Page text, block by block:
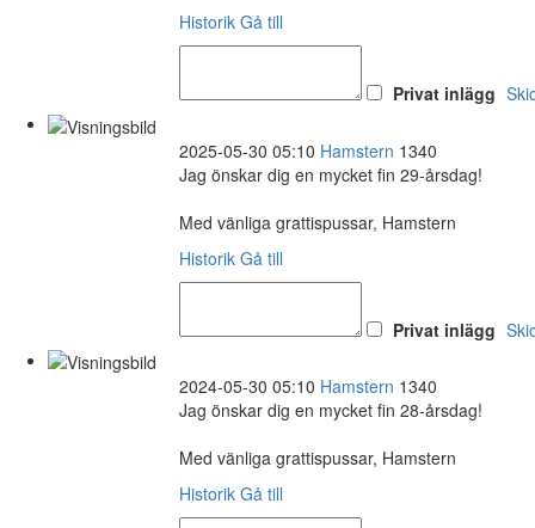
Historik Gå till
Privat inlägg
2025-05-30 05:10 Hamstern 1340
Jag önskar dig en mycket fin 29-årsdag!
Med vänliga grattispussar, Hamstern
Historik Gå till
Privat inlägg
2024-05-30 05:10 Hamstern 1340
Jag önskar dig en mycket fin 28-årsdag!
Med vänliga grattispussar, Hamstern
Historik Gå till